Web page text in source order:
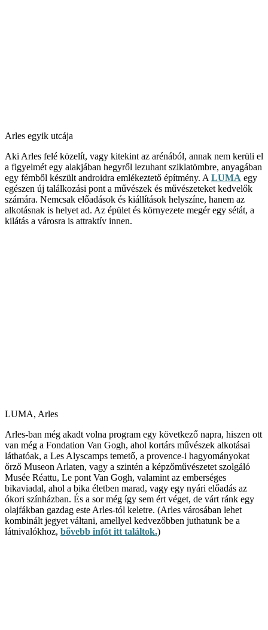
Arles egyik utcája
Aki Arles felé közelít, vagy kitekint az arénából, annak nem kerüli el
a figyelmét egy alakjában hegyről lezuhant sziklatömbre, anyagában
egy fémből készült androidra emlékeztető építmény. A LUMA egy
egészen új találkozási pont a művészek és művészeteket kedvelők
számára. Nemcsak előadások és kiállítások helyszíne, hanem az
alkotásnak is helyet ad. Az épület és környezete megér egy sétát, a
kilátás a városra is attraktív innen.
LUMA, Arles
Arles-ban még akadt volna program egy következő napra, hiszen ott
van még a Fondation Van Gogh, ahol kortárs művészek alkotásai
láthatóak, a Les Alyscamps temető, a provence-i hagyományokat
őrző Museon Arlaten, vagy a szintén a képzőművészetet szolgáló
Musée Réattu, Le pont Van Gogh, valamint az emberséges
bikaviadal, ahol a bika életben marad, vagy egy nyári előadás az
ókori színházban. És a sor még így sem ért véget, de várt ránk egy
olajfákban gazdag este Arles-tól keletre. (Arles városában lehet
kombinált jegyet váltani, amellyel kedvezőbben juthatunk be a
látnivalókhoz, bővebb infót itt találtok.)